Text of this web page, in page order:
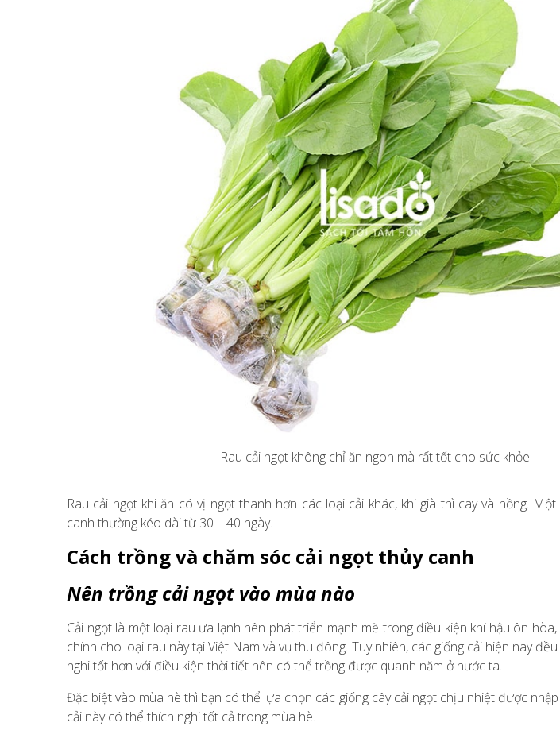
Rau cải ngọt không chỉ ăn ngon mà rất tốt cho sức khỏe
Rau cải ngọt khi ăn có vị ngọt thanh hơn các loại cải khác, khi già thì cay và nồng.
canh thường kéo dài từ 30 – 40 ngày.
Cách trồng và chăm sóc cải ngọt thủy canh
Nên trồng cải ngọt vào mùa nào
Cải ngọt là một loại rau ưa lạnh nên phát triển mạnh mẽ trong điều kiện khí hậu ôn
chính cho loại rau này tại Việt Nam và vụ thu đông. Tuy nhiên, các giống cải hiện nay
nghi tốt hơn với điều kiện thời tiết nên có thể trồng được quanh năm ở nước ta.
Đặc biệt vào mùa hè thì bạn có thể lựa chọn các giống cây cải ngọt chịu nhiệt được
cải này có thể thích nghi tốt cả trong mùa hè.